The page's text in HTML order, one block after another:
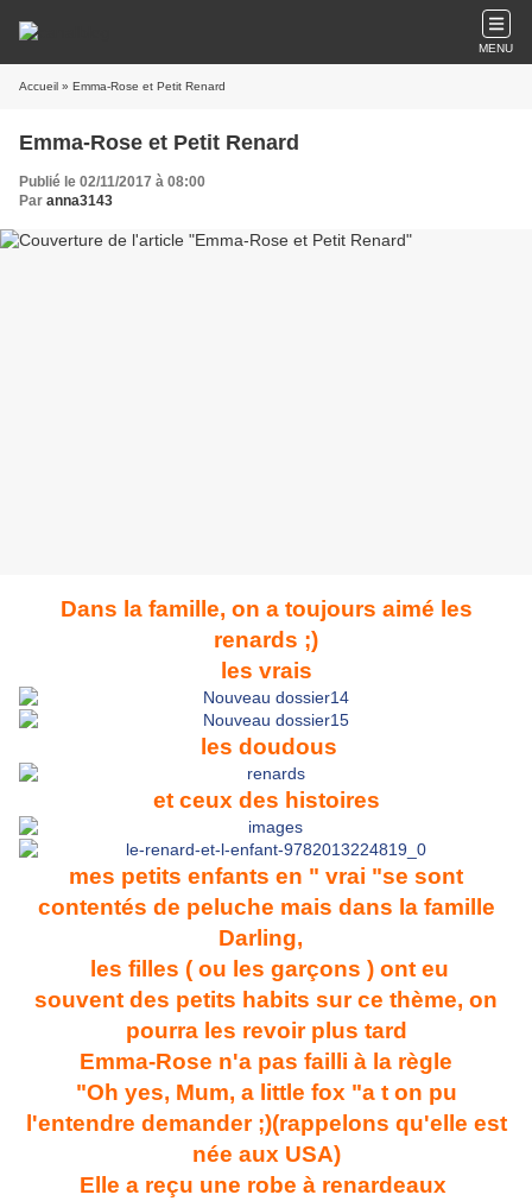
MENU
Accueil » Emma-Rose et Petit Renard
Emma-Rose et Petit Renard
Publié le 02/11/2017 à 08:00
Par anna3143
Dans la famille, on a toujours aimé les
renards ;)
les vrais
les doudous
et ceux des histoires
mes petits enfants en " vrai "se sont
contentés de peluche mais dans la famille
Darling,
les filles ( ou les garçons ) ont eu
souvent des petits habits sur ce thème, on
pourra les revoir plus tard
Emma-Rose n'a pas failli à la règle
"Oh yes, Mum, a little fox "a t on pu
l'entendre demander ;)(rappelons qu'elle est
née aux USA)
Elle a reçu une robe à renardeaux